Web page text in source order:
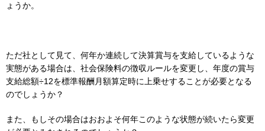
ょうか。
ただ社として見て、何年か連続して決算賞与を支給しているような
実態がある場合は、社会保険料の徴収ルールを変更し、年度の賞与
支給総額÷12を標準報酬月額算定時に上乗せすることが必要となる
のでしょうか？
また、もしその場合はおおよそ何年このような状態が続いたら変更